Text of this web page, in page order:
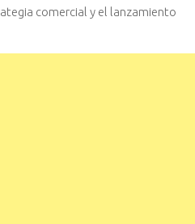
comercial y el lanzamiento